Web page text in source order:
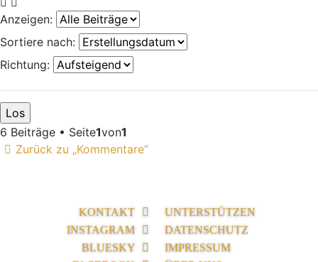
Anzeigen:
Sortiere nach:
Richtung:
6 Beiträge • Seite1von1
Zurück zu „Kommentare“
KONTAKT
INSTAGRAM
BLUESKY
UNTERSTÜTZEN
DATENSCHUTZ
IMPRESSUM